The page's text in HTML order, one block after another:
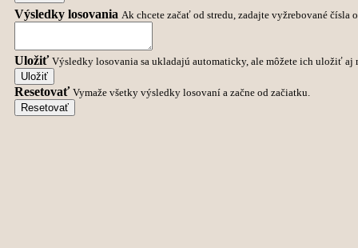
Výsledky losovania Ak chcete začať od stredu, zadajte vyžrebované čísla
Uložiť Výsledky losovania sa ukladajú automaticky, ale môžete ich uložiť aj
Uložiť
Resetovať Vymaže všetky výsledky losovaní a začne od začiatku.
Resetovať